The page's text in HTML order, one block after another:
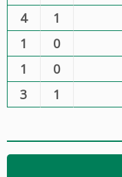
4 1
1 0
1 0
3 1